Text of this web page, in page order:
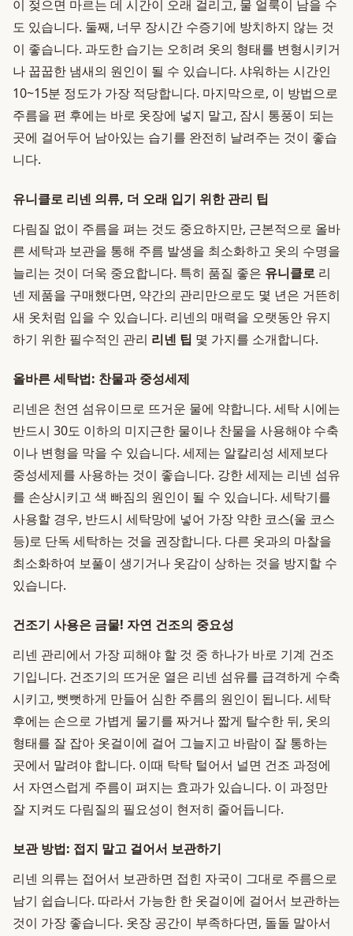
이 젖으면 마르는 데 시간이 오래 걸리고, 물 얼룩이 남을 수
도 있습니다. 둘째, 너무 장시간 수증기에 방치하지 않는 것
이 좋습니다. 과도한 습기는 오히려 옷의 형태를 변형시키거
나 꿉꿉한 냄새의 원인이 될 수 있습니다. 샤워하는 시간인
10~15분 정도가 가장 적당합니다. 마지막으로, 이 방법으로
주름을 편 후에는 바로 옷장에 넣지 말고, 잠시 통풍이 되는
곳에 걸어두어 남아있는 습기를 완전히 날려주는 것이 좋습
니다.
유니클로 리넨 의류, 더 오래 입기 위한 관리 팁
다림질 없이 주름을 펴는 것도 중요하지만, 근본적으로 올바
른 세탁과 보관을 통해 주름 발생을 최소화하고 옷의 수명을
늘리는 것이 더욱 중요합니다. 특히 품질 좋은 유니클로 리
넨 제품을 구매했다면, 약간의 관리만으로도 몇 년은 거뜬히
새 옷처럼 입을 수 있습니다. 리넨의 매력을 오랫동안 유지
하기 위한 필수적인 관리 리넨 팁 몇 가지를 소개합니다.
올바른 세탁법: 찬물과 중성세제
리넨은 천연 섬유이므로 뜨거운 물에 약합니다. 세탁 시에는
반드시 30도 이하의 미지근한 물이나 찬물을 사용해야 수축
이나 변형을 막을 수 있습니다. 세제는 알칼리성 세제보다
중성세제를 사용하는 것이 좋습니다. 강한 세제는 리넨 섬유
를 손상시키고 색 빠짐의 원인이 될 수 있습니다. 세탁기를
사용할 경우, 반드시 세탁망에 넣어 가장 약한 코스(울 코스
등)로 단독 세탁하는 것을 권장합니다. 다른 옷과의 마찰을
최소화하여 보풀이 생기거나 옷감이 상하는 것을 방지할 수
있습니다.
건조기 사용은 금물! 자연 건조의 중요성
리넨 관리에서 가장 피해야 할 것 중 하나가 바로 기계 건조
기입니다. 건조기의 뜨거운 열은 리넨 섬유를 급격하게 수축
시키고, 뻣뻣하게 만들어 심한 주름의 원인이 됩니다. 세탁
후에는 손으로 가볍게 물기를 짜거나 짧게 탈수한 뒤, 옷의
형태를 잘 잡아 옷걸이에 걸어 그늘지고 바람이 잘 통하는
곳에서 말려야 합니다. 이때 탁탁 털어서 널면 건조 과정에
서 자연스럽게 주름이 펴지는 효과가 있습니다. 이 과정만
잘 지켜도 다림질의 필요성이 현저히 줄어듭니다.
보관 방법: 접지 말고 걸어서 보관하기
리넨 의류는 접어서 보관하면 접힌 자국이 그대로 주름으로
남기 쉽습니다. 따라서 가능한 한 옷걸이에 걸어서 보관하는
것이 가장 좋습니다. 옷장 공간이 부족하다면, 돌돌 말아서